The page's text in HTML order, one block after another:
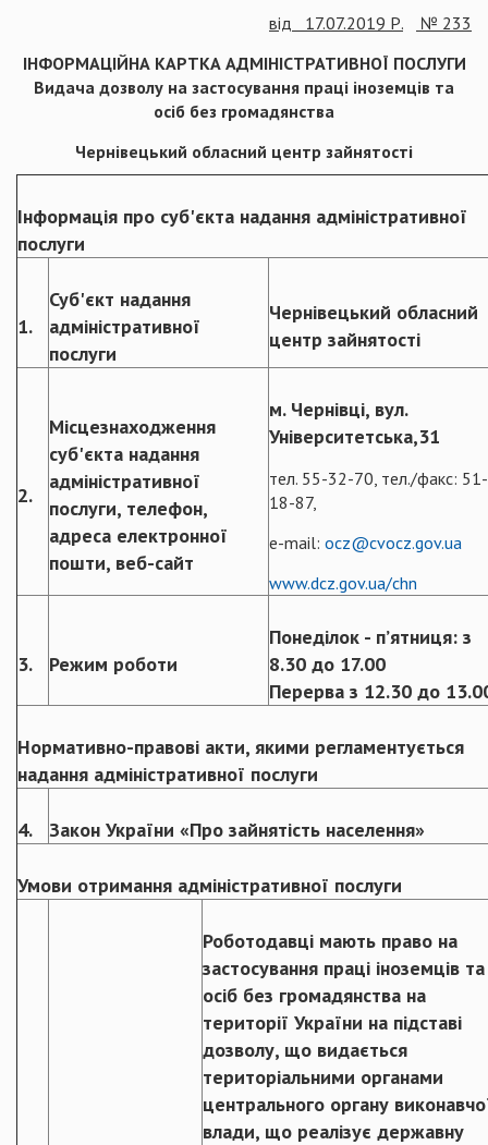
від 17.07.2019 Р.
№ 233
ІНФОРМАЦІЙНА КАРТКА АДМІНІСТРАТИВНОЇ ПОСЛУГИ
Видача дозволу на застосування праці іноземців та
осіб без громадянства
Чернівецький обласний центр зайнятості
Інформація про суб'єкта надання адміністративної
послуги
1.
Суб'єкт надання
адміністративної
послуги
Чернівецький обласний
центр зайнятості
2.
Місцезнаходження
суб'єкта надання
адміністративної
послуги, телефон,
адреса електронної
пошти, веб-сайт
м. Чернівці, вул.
Університетська,31
тел. 55-32-70, тел./факс: 51-
18-87,
e-mail: ocz@cvocz.gov.ua
www.dcz.gov.ua/chn
3. Режим роботи
Понеділок - п’ятниця: з
8.30 до 17.00
Перерва з 12.30 до
Нормативно-правові акти, якими регламентується
надання адміністративної послуги
4. Закон України «Про зайнятість населення»
Умови отримання адміністративної послуги
Роботодавці мають право на
застосування праці іноземців та
осіб без громадянства на
території України на підставі
дозволу, що видається
територіальними органами
центрального органу
влади, що реалізує державну